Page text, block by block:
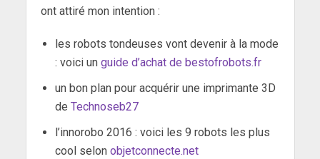
ont attiré mon intention :
les robots tondeuses vont devenir à la mode
: voici un guide d’achat de bestofrobots.fr
un bon plan pour acquérir une imprimante 3D
de Technoseb27
l’innorobo 2016 : voici les 9 robots les plus
cool selon objetconnecte.net